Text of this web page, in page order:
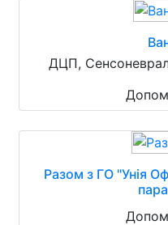
ДЦП,
Разом з ГО "Унія